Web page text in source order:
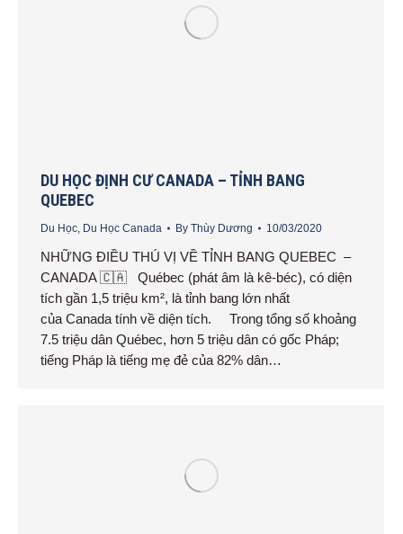
DU HỌC ĐỊNH CƯ CANADA – TỈNH BANG
QUEBEC
Du Học Du Học Canada By Thùy Dương 10/03/2020
NHỮNG ĐIỀU THÚ VỊ VỀ TỈNH BANG QUEBEC –
CANADA 🇨🇦 Québec (phát âm là kê-béc), có diện
tích gần 1,5 triệu km², là tỉnh bang lớn nhất
của Canada tính về diện tích. Trong tổng số khoảng
7.5 triệu dân Québec, hơn 5 triệu dân có gốc Pháp;
tiếng Pháp là tiếng mẹ đẻ của 82% dân…